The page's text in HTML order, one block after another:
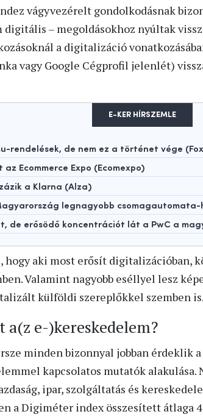
vágyvezérelt gondolkodásnak
– megoldásokhoz nyúltak
a digitalizáció
vagy Google Cégprofil jelenlét)
E-KER HÍRSZEMLE
rendelések, de nem ez a történet vége
Ecommerce Expo (Ecomexpo)
a Klarna (Alza)
legnagyobb
de erősödő koncentrációt lát a PwC a
aki most erősít digitalizációban,
Valamint nagyobb eséllyel lesz
külföldi szereplőkkel szemben is.
a(z e-)kereskedelem?
minden bizonnyal jobban érdeklik
kapcsolatos mutatók
ipar, szolgáltatás és
a Digiméter index összesített átlaga